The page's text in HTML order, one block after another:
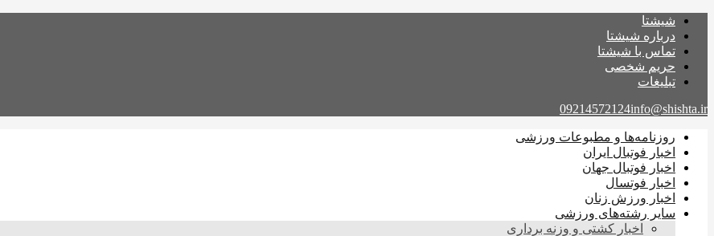
شیشتا
درباره شیشتا
تماس با شیشتا
حریم شخصی
تبلیغات
09214572124info@shishta.ir
روزنامه‌ها و مطبوعات ورزشی
اخبار فوتبال ایران
اخبار فوتبال جهان
اخبار فوتسال
اخبار ورزش زنان
سایر رشته‌های ورزشی
اخبار کشتی و وزنه برداری